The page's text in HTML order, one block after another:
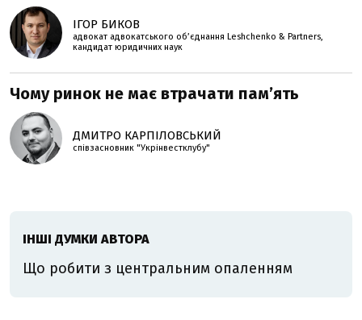
ІГОР БИКОВ
адвокат адвокатського об’єднання Leshchenko & Partners,
кандидат юридичних наук
Чому ринок не має втрачати пам’ять
ДМИТРО КАРПІЛОВСЬКИЙ
співзасновник "Укрінвестклубу"
ІНШІ ДУМКИ АВТОРА
Що робити з центральним опаленням